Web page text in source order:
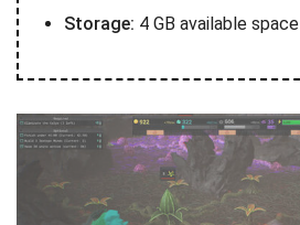
Storage: 4 GB available space